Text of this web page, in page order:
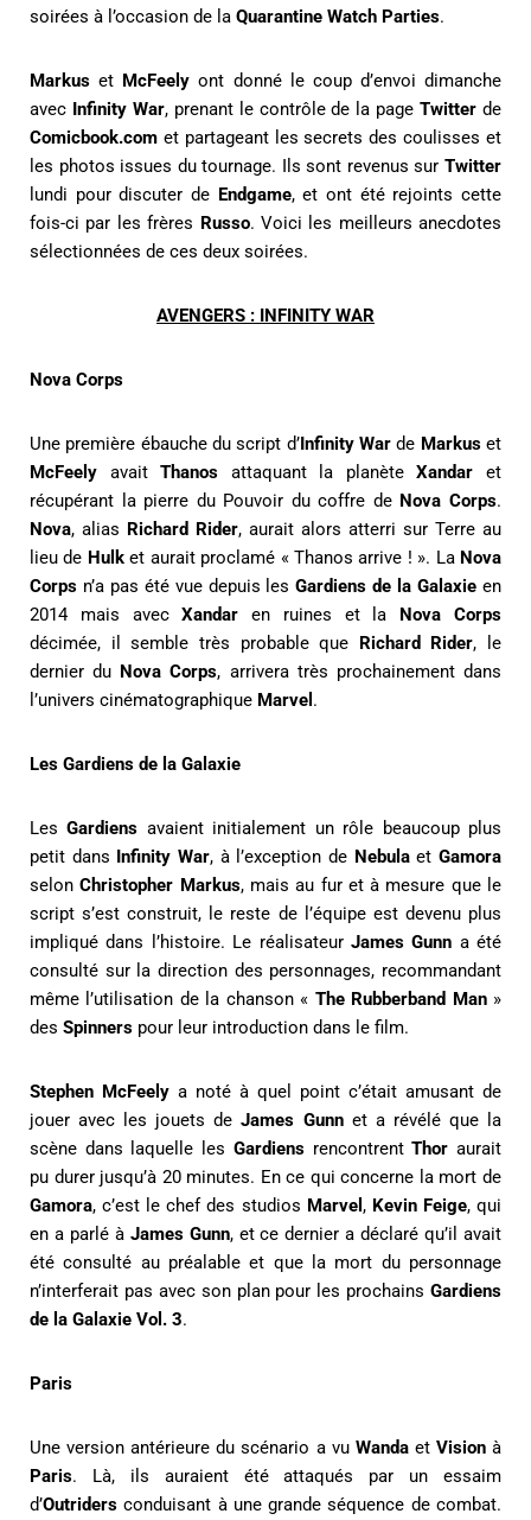
soirées à l’occasion de la Quarantine Watch Parties.
Markus et McFeely ont donné le coup d’envoi dimanche
avec Infinity War, prenant le contrôle de la pageTwitter de
Comicbook.com et partageant les secrets des coulisses et
les photos issues du tournage. Ils sont revenus sur Twitter
lundi pour discuter de Endgame, et ont été rejoints cette
fois-ci par les frères Russo. Voici les meilleurs anecdotes
sélectionnées de ces deux soirées.
AVENGERS : INFINITY WAR
Nova Corps
Une première ébauche du script d’Infinity War de Markuset
McFeely avaitThanos attaquant la planèteXandar et
récupérant la pierre du Pouvoir du coffre de Nova Corps.
Nova, alias Richard Rider, aurait alors atterri sur Terre au
lieu de Hulket aurait proclamé « Thanos arrive ! ». La Nova
Corps n’a pas été vue depuis lesGardiens de la Galaxie en
2014 mais avecXandar en ruines et la Nova Corps
décimée, il semble très probable que Richard Rider, le
dernier du Nova Corps, arrivera très prochainement dans
l’univers cinématographique Marvel .
Les Gardiens de la Galaxie
LesGardiens avaient initialement un rôle beaucoup plus
petit dans Infinity War, à l’exception de NebulaetGamora
selonChristopher Markus, mais au fur et à mesure que le
script s’est construit, le reste de l’équipe est devenu plus
impliqué dans l’histoire. Le réalisateur James Gunn a été
consulté sur la direction des personnages, recommandant
même l’utilisation de la chanson « The Rubberband Man»
des Spinners pour leur introduction dans le film.
Stephen McFeely a noté à quel point c’était amusant de
jouer avec les jouets deJames Gunnet a révélé que la
scène dans laquelle les GardiensrencontrentThor aurait
pu durer jusqu’à 20 minutes. En ce qui concerne la mort de
Gamora, c’est le chef des studios Marvel , Kevin Feige, qui
en a parlé à James Gunn, et ce dernier a déclaré qu’il avait
été consulté au préalable et que la mort du personnage
n’interferait pas avec son plan pour les prochains Gardiens
de la Galaxie Vol. 3.
Paris
Une version antérieure du scénario a vu Wandaet Visionà
Paris. Là, ils auraient été attaqués par un essaim
d’Outriders conduisant à une grande séquence de combat.